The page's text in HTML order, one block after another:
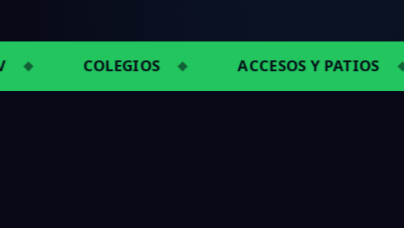
ACCESOS Y PATIOS